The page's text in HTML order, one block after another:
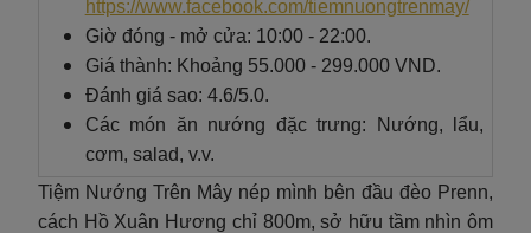
https://www.facebook.com/tiemnuongtrenmay/
Giờ đóng - mở cửa: 10:00 - 22:00.
Giá thành: Khoảng 55.000 - 299.000 VND.
Đánh giá sao: 4.6/5.0.
Các món ăn nướng đặc trưng: Nướng, lẩu,
cơm, salad, v.v.
Tiệm Nướng Trên Mây nép mình bên đầu đèo Prenn,
cách Hồ Xuân Hương chỉ 800m, sở hữu tầm nhìn ôm